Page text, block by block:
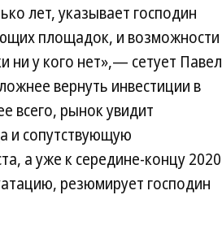
лет, указывает господин
площадок, и возможности
ни у кого нет»,— сетует Павел
вернуть инвестиции в
всего, рынок увидит
и сопутствующую
а уже к середине-концу 2020
резюмирует господин